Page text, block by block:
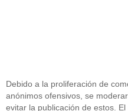
Debido a la proliferación de
anónimos ofensivos, se
evitar la publicación de estos.